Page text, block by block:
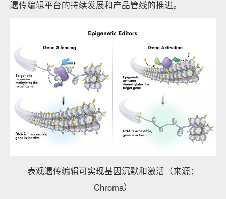
遗传编辑平台的持续发展和产品管线的推进。
表观遗传编辑可实现基因沉默和激活（来源：
Chroma）